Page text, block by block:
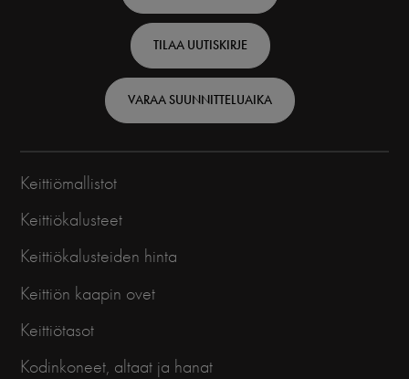
Finnish
TILAA UUTISKIRJE
VARAA SUUNNITTELUAIKA
Keittiömallistot
Keittiökalusteet
Keittiökalusteiden hinta
Keittiön kaapin ovet
Keittiötasot
Kodinkoneet, altaat ja hanat